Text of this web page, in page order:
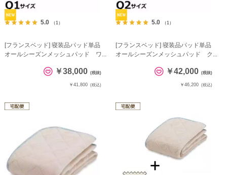
5.0 （1）
[フランスベッド] 寝装品パッド単品
オールシーズンメッシュパッド ワ...
￥38,000 (税抜)
￥41,800 (税込)
5.0 （1）
[フランスベッド] 寝装品パッド単品
オールシーズンメッシュパッド ク...
￥42,000 (税抜)
￥46,200 (税込)